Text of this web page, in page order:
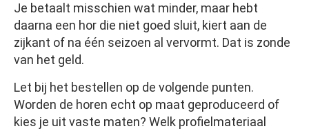
Je betaalt misschien wat minder, maar hebt
daarna een hor die niet goed sluit, kiert aan de
zijkant of na één seizoen al vervormt. Dat is zonde
van het geld.
Let bij het bestellen op de volgende punten.
Worden de horen echt op maat geproduceerd of
kies je uit vaste maten? Welk profielmateriaal